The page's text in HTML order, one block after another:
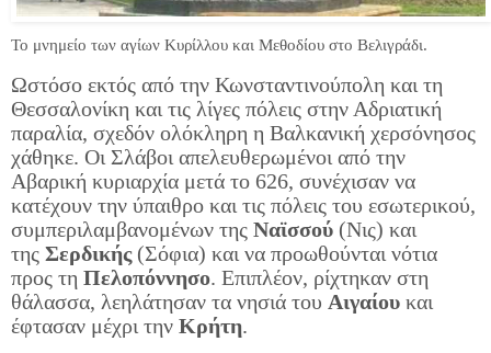
Το μνημείο των αγίων Κυρίλλου και Μεθοδίου στο Βελιγράδι.
Ωστόσο εκτός από την Κωνσταντινούπολη και τη
Θεσσαλονίκη και τις λίγες πόλεις στην Αδριατική
παραλία, σχεδόν ολόκληρη η Βαλκανική χερσόνησος
χάθηκε. Οι Σλάβοι απελευθερωμένοι από την
Αβαρική κυριαρχία μετά το 626, συνέχισαν να
κατέχουν την ύπαιθρο και τις πόλεις του εσωτερικού,
συμπεριλαμβανομένων της Ναϊσσού (Νις) και
της Σερδικής(Σόφια) και να προωθούνται νότια
προς τη Πελοπόννησο. Επιπλέον, ρίχτηκαν στη
θάλασσα, λεηλάτησαν τα νησιά του Αιγαίου και
έφτασαν μέχρι την Κρήτη.